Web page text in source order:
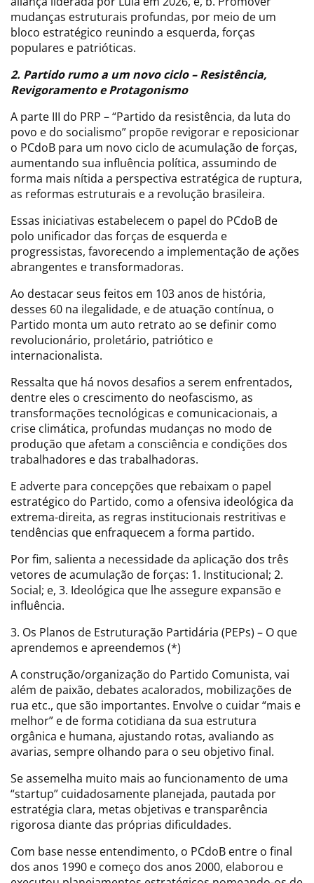
mudanças estruturais profundas, por meio de um
bloco estratégico reunindo a esquerda, forças
populares e patrióticas.
2. Partido rumo a um novo ciclo – Resistência,
Revigoramento e Protagonismo
A parte III do PRP – “Partido da resistência, da luta do
povo e do socialismo” propõe revigorar e reposicionar
o PCdoB para um novo ciclo de acumulação de forças,
aumentando sua influência política, assumindo de
forma mais nítida a perspectiva estratégica de ruptura,
as reformas estruturais e a revolução brasileira.
Essas iniciativas estabelecem o papel do PCdoB de
polo unificador das forças de esquerda e
progressistas, favorecendo a implementação de ações
abrangentes e transformadoras.
Ao destacar seus feitos em 103 anos de história,
desses 60 na ilegalidade, e de atuação contínua, o
Partido monta um auto retrato ao se definir como
revolucionário, proletário, patriótico e
internacionalista.
Ressalta que há novos desafios a serem enfrentados,
dentre eles o crescimento do neofascismo, as
transformações tecnológicas e comunicacionais, a
crise climática, profundas mudanças no modo de
produção que afetam a consciência e condições dos
trabalhadores e das trabalhadoras.
E adverte para concepções que rebaixam o papel
estratégico do Partido, como a ofensiva ideológica da
extrema-direita, as regras institucionais restritivas e
tendências que enfraquecem a forma partido.
Por fim, salienta a necessidade da aplicação dos três
vetores de acumulação de forças: 1. Institucional; 2.
Social; e, 3. Ideológica que lhe assegure expansão e
influência.
3. Os Planos de Estruturação Partidária (PEPs) – O que
aprendemos e apreendemos (*)
A construção/organização do Partido Comunista, vai
além de paixão, debates acalorados, mobilizações de
rua etc., que são importantes. Envolve o cuidar “mais e
melhor” e de forma cotidiana da sua estrutura
orgânica e humana, ajustando rotas, avaliando as
avarias, sempre olhando para o seu objetivo final.
Se assemelha muito mais ao funcionamento de uma
“startup” cuidadosamente planejada, pautada por
estratégia clara, metas objetivas e transparência
rigorosa diante das próprias dificuldades.
Com base nesse entendimento, o PCdoB entre o final
dos anos 1990 e começo dos anos 2000, elaborou e